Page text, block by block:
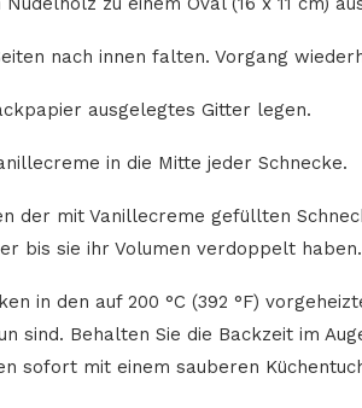
nach innen falten. Vorgang
ausgelegtes Gitter legen.
in die Mitte jeder Schnecke.
der mit Vanillecreme gefüllten
bis sie ihr Volumen verdoppelt haben.
in den auf 200 °C (392 °F)
sind. Behalten Sie die Backzeit im
sofort mit einem sauberen